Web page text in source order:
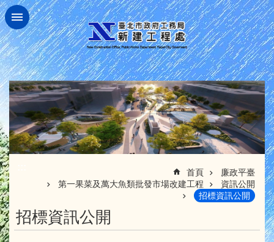
跳到主要內容區塊
首頁
廉政平臺
第一果菜及萬大魚類批發市場改建工程
資訊公開
招標資訊公開
招標資訊公開